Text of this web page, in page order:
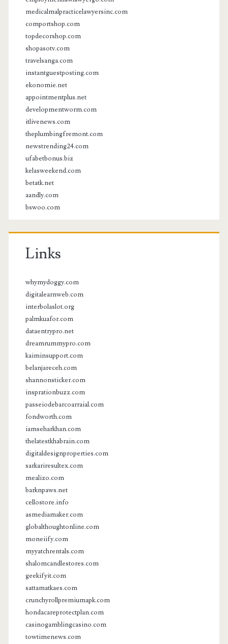
medicalmalpracticelawyersinc.com
comportshop.com
topdecorshop.com
shopasotv.com
travelsanga.com
instantguestposting.com
ekonomie.net
appointmentplus.net
developmentworm.com
itlivenews.com
theplumbingfremont.com
newstrending24.com
ufabetbonus.biz
kelasweekend.com
betatk.net
aandly.com
bswoo.com
Links
whymydoggy.com
digitalearnweb.com
interbolaslot.org
palmkuafor.com
dataentrypro.net
dreamrummypro.com
kaiminsupport.com
belanjareceh.com
shannonsticker.com
insprationbuzz.com
passeiodebarcoarraial.com
fondworth.com
iamseharkhan.com
thelatestkhabrain.com
digitaldesignproperties.com
sarkariresultex.com
mealizo.com
barknpaws.net
cellostore.info
asmediamaker.com
globalthoughtonline.com
moneiify.com
myyatchrentals.com
shalomcandlestores.com
geekifyit.com
sattamatkaes.com
crunchyrollpremiumapk.com
hondacareprotectplan.com
casinogamblingcasino.com
towtimenews.com